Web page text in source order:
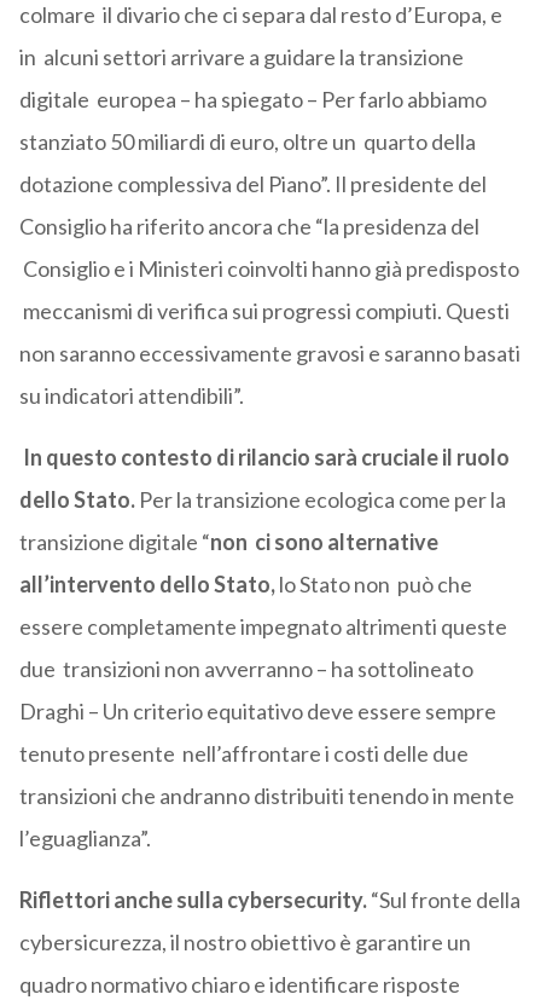
colmare il divario che ci separa dal resto d’Europa, e
in alcuni settori arrivare a guidare la transizione
digitale europea – ha spiegato – Per farlo abbiamo
stanziato 50 miliardi di euro, oltre un quarto della
dotazione complessiva del Piano”. Il presidente del
Consiglio ha riferito ancora che “la presidenza del
Consiglio e i Ministeri coinvolti hanno già predisposto
meccanismi di verifica sui progressi compiuti. Questi
non saranno eccessivamente gravosi e saranno basati
su indicatori attendibili”.
In questo contesto di rilancio sarà cruciale il ruolo
dello Stato.Per la transizione ecologica come per la
transizione digitale “non ci sono alternative
all’intervento dello Stato,lo Stato non può che
essere completamente impegnato altrimenti queste
due transizioni non avverranno – ha sottolineato
Draghi – Un criterio equitativo deve essere sempre
tenuto presente nell’affrontare i costi delle due
transizioni che andranno distribuiti tenendo in mente
l’eguaglianza”.
Riflettori anche sulla cybersecurity.“Sul fronte della
cybersicurezza, il nostro obiettivo è garantire un
quadro normativo chiaro e identificare risposte